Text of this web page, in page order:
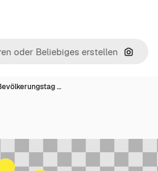
Nach
…